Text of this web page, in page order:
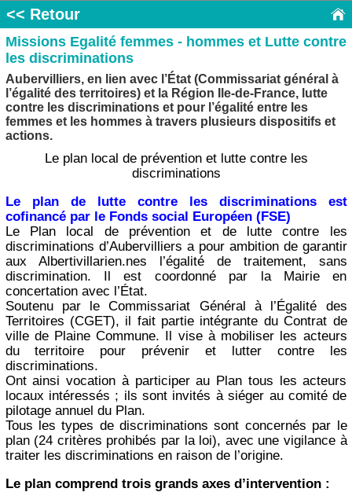
<< Retour
Missions Egalité femmes - hommes et Lutte contre
les discriminations
Aubervilliers, en lien avec l’État (Commissariat général à
l’égalité des territoires) et la Région Ile-de-France, lutte
contre les discriminations et pour l’égalité entre les
femmes et les hommes à travers plusieurs dispositifs et
actions.
Le plan local de prévention et lutte contre les
discriminations
Le plan de lutte contre les discriminations est
cofinancé par le Fonds social Européen (FSE)
Le Plan local de prévention et de lutte contre les
discriminations d’Aubervilliers a pour ambition de garantir
aux Albertivillarien.nes l’égalité de traitement, sans
discrimination. Il est coordonné par la Mairie en
concertation avec l’État.
Soutenu par le Commissariat Général à l’Égalité des
Territoires (CGET), il fait partie intégrante du Contrat de
ville de Plaine Commune. Il vise à mobiliser les acteurs
du territoire pour prévenir et lutter contre les
discriminations.
Ont ainsi vocation à participer au Plan tous les acteurs
locaux intéressés ; ils sont invités à siéger au comité de
pilotage annuel du Plan.
Tous les types de discriminations sont concernés par le
plan (24 critères prohibés par la loi), avec une vigilance à
traiter les discriminations en raison de l’origine.
Le plan comprend trois grands axes d’intervention :